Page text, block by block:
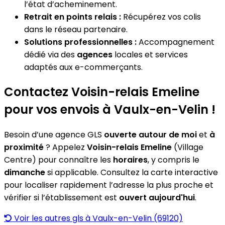
l’état d’acheminement.
Retrait en points relais : Récupérez vos colis
dans le réseau partenaire.
Solutions professionnelles :Accompagnement
dédié via des agences locales et services
adaptés aux e-commerçants.
Contactez Voisin-relais Emeline
pour vos envois à Vaulx-en-Velin !
Besoin d’une agence GLS ouverte autour de moiet à
proximité? Appelez Voisin-relais Emeline (Village
Centre) pour connaître les horaires, y compris le
dimanchesi applicable. Consultez la carte interactive
pour localiser rapidement l’adresse la plus proche et
vérifier si l’établissement est ouvert aujourd'hui.
Voir les autres gls à Vaulx-en-Velin (69120)